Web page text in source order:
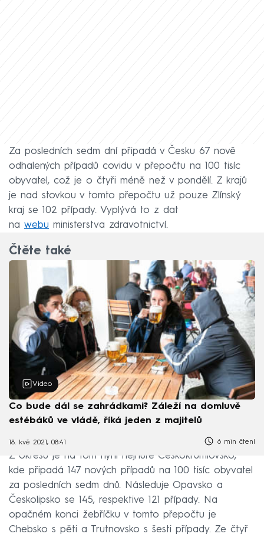
Za posledních sedm dní připadá v Česku 67 nově
odhalených případů covidu v přepočtu na 100 tisíc
obyvatel, což je o čtyři méně než v pondělí. Z krajů
je nad stovkou v tomto přepočtu už pouze Zlínský
kraj se 102 případy. Vyplývá to z dat
na webu ministerstva zdravotnictví.
Čtěte také
Video
Co bude dál se zahrádkami? Záleží na domluvě
estébáků ve vládě, říká jeden z majitelů
18. kvě 2021, 08:41 6 min čtení
Z okresů je na tom nyní nejhůře Českokrumlovsko,
kde připadá 147 nových případů na 100 tisíc obyvatel
za posledních sedm dnů. Následuje Opavsko a
Českolipsko se 145, respektive 121 případy. Na
opačném konci žebříčku v tomto přepočtu je
Chebsko s pěti a Trutnovsko s šesti případy. Ze čtyř